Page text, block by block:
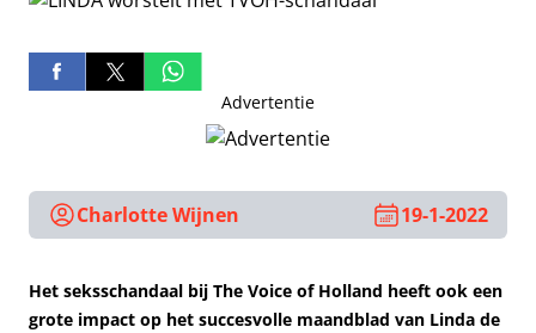
Advertentie
Charlotte Wijnen 19-1-2022
Het seksschandaal bij The Voice of Holland heeft ook een
grote impact op het succesvolle maandblad van Linda de